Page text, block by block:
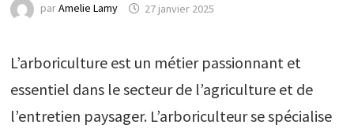
parAmelie Lamy 27 janvier 2025
L’arboriculture est un métier passionnant et
essentiel dans le secteur de l’agriculture et de
l’entretien paysager. L’arboriculteur se spécialise